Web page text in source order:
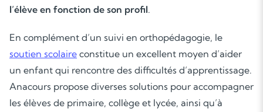
l’élève en fonction de son profil.
En complément d’un suivi en orthopédagogie, le
soutien scolaire constitue un excellent moyen d’aider
un enfant qui rencontre des difficultés d’apprentissage.
Anacours propose diverses solutions pour accompagner
les élèves de primaire, collège et lycée, ainsi qu’à